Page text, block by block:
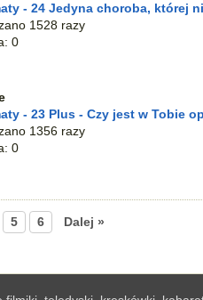
- 24 Jedyna choroba, której
1528 razy
0
- 23 Plus - Czy jest w Tobie
1356 razy
0
5 6 Dalej »